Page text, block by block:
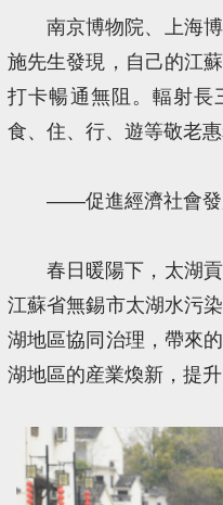
南京博物院、上海
施先生發現，自己的江
打卡暢通無阻。輻射長
食、住、行、遊等敬老
——促進經濟社會發
春日暖陽下，太湖
江蘇省無錫市太湖水污
湖地區協同治理，帶來
湖地區的産業煥新，提